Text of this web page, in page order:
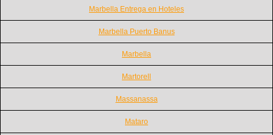
Marbella Entrega en Hoteles
Marbella Puerto Banus
Marbella
Martorell
Massanassa
Mataro